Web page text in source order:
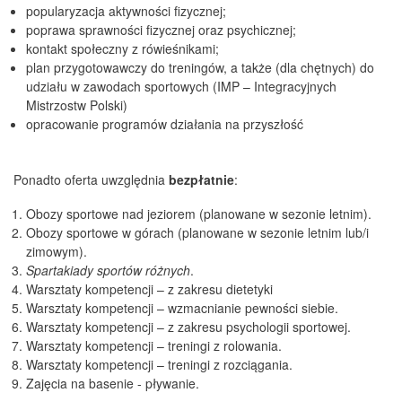
popularyzacja aktywności fizycznej;
poprawa sprawności fizycznej oraz psychicznej;
kontakt społeczny z rówieśnikami;
plan przygotowawczy do treningów, a także (dla chętnych) do
udziału w zawodach sportowych (IMP – Integracyjnych
Mistrzostw Polski)
opracowanie programów działania na przyszłość
Ponadto oferta uwzględnia bezpłatnie:
Obozy sportowe nad jeziorem (planowane w sezonie letnim).
Obozy sportowe w górach (planowane w sezonie letnim lub/i
zimowym).
Spartakiady sportów różnych.
Warsztaty kompetencji – z zakresu dietetyki
Warsztaty kompetencji – wzmacnianie pewności siebie.
Warsztaty kompetencji – z zakresu psychologii sportowej.
Warsztaty kompetencji – treningi z rolowania.
Warsztaty kompetencji – treningi z rozciągania.
Zajęcia na basenie - pływanie.